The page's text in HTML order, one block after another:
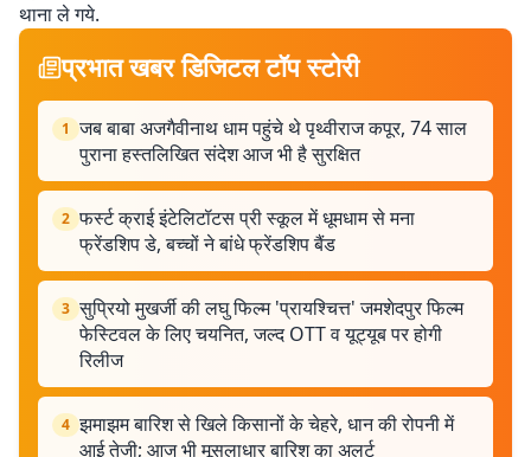
थाना ले गये.
प्रभात खबर डिजिटल टॉप स्टोरी
1 जब बाबा अजगैवीनाथ धाम पहुंचे थे पृथ्वीराज कपूर, 74 साल
पुराना हस्तलिखित संदेश आज भी है सुरक्षित
2 फर्स्ट क्राई इंटेलिटॉटस प्री स्कूल में धूमधाम से मना
फ्रेंडशिप डे, बच्चों ने बांधे फ्रेंडशिप बैंड
3 सुप्रियो मुखर्जी की लघु फिल्म 'प्रायश्चित्त' जमशेदपुर फिल्म
फेस्टिवल के लिए चयनित, जल्द OTT व यूट्यूब पर होगी
रिलीज
4 झमाझम बारिश से खिले किसानों के चेहरे, धान की रोपनी में
आई तेजी; आज भी मूसलाधार बारिश का अलर्ट